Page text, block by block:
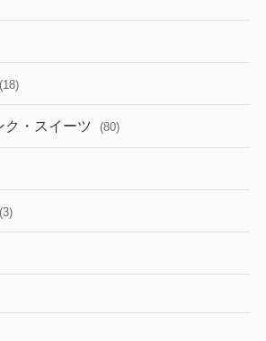
(18)
ク・スイーツ (80)
(3)